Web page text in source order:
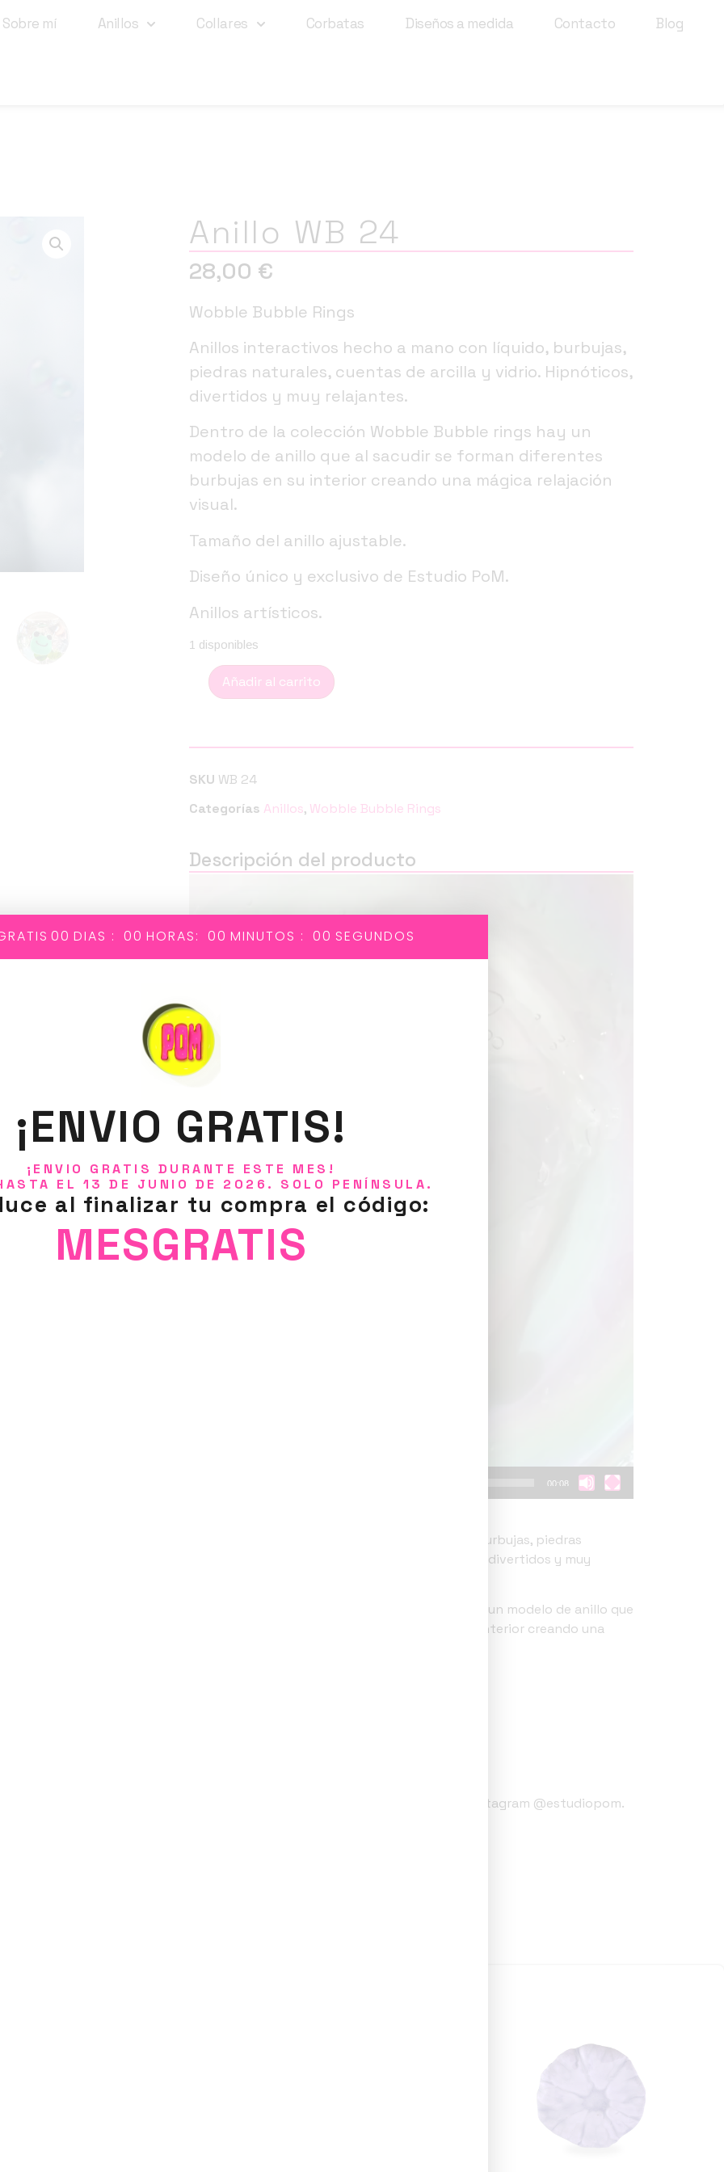
Sobre mí Anillos Collares Corbatas Diseños a medida Contacto Blog
Anillo WB 24
28,00 €
Wobble Bubble Rings
Anillos interactivos hecho a mano con líquido, burbujas,
piedras naturales, cuentas de arcilla y vidrio. Hipnóticos,
divertidos y muy relajantes.
Dentro de la colección Wobble Bubble rings hay un
modelo de anillo que al sacudir se forman diferentes
burbujas en su interior creando una mágica relajación
visual.
Tamaño del anillo ajustable.
Diseño único y exclusivo de Estudio PoM.
Anillos artísticos.
1 disponibles
Añadir al carrito
SKU WB 24
Categorías Anillos, Wobble Bubble Rings
Descripción del producto
00:08
Anillos interactivos hecho a mano con líquido, burbujas, piedras
naturales, cuentas de arcilla y vidrio. Hipnóticos, divertidos y muy
Dentro de la colección Wobble Bubble rings hay un modelo de anillo que
al sacudir se forman diferentes burbujas en su interior creando una
Puedes ver más fotos y videos en el perfil de Instagram @estudiopom.
00 DIAS : 00 HORAS: 00 MINUTOS : 00 SEGUNDOS
¡ENVIO GRATIS!
¡ENVIO GRATIS DURANTE ESTE MES!
EL 13 DE JUNIO DE 2026. SOLO PENÍNSULA.
al finalizar tu compra el código:
MESGRATIS